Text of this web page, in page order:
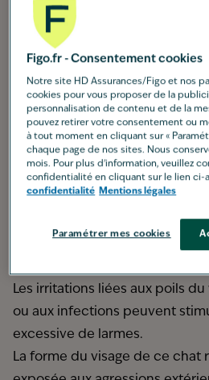
possède un visage plat qui
crâne et, par conséquent,
Cette particularité faciale peut
maladies des yeux des chats:
Les points lacrymaux, petits
interne des yeux, sont
Persan, ce qui entrave
larmes.
Les canaux lacrymaux qui
vers le nez et la bouche
Les irritations liées aux poils du
ou aux infections peuvent
excessive de larmes.
La forme du visage de ce chat
Figo.fr - Consentement cookies
Notre site HD Assurances/Figo et nos
cookies pour vous proposer de la
personnalisation de contenu et de la
pouvez retirer votre consentement ou
à tout moment en cliquant sur «
chaque page de nos sites. Nous
mois. Pour plus d'information, veuillez
confidentialité en cliquant sur le lien ci-
confidentialité Mentions légales
Paramétrer mes cookies